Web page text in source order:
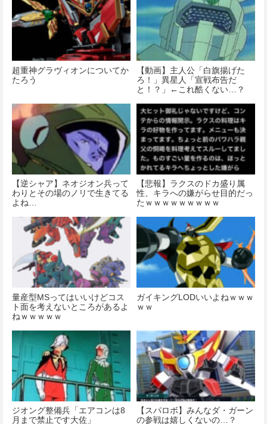
超重神グラヴィオンについてか
たろう
【動画】主人公「白旗揚げた
ろ！」異星人「宣戦布告だ
と！？」←これ酷くない…？
【逆シャア】ネオジオン兵って
わりとその場のノリで生きてる
よね…
【悲報】ラクスのドカ盛り属
性、キラへの嫌がらせ目的だっ
たｗｗｗｗｗｗｗｗｗ
量産型MSってはいいけどコス
ト面を考えないところがあるよ
ねｗｗｗｗｗ
ガイキングLODいいよねｗｗｗ
ｗｗ
ジオング整備兵「エアコンは8
月まで禁止です大佐」
【スパロボ】みんなダ・ガーン
の参戦は嬉しくないの…？